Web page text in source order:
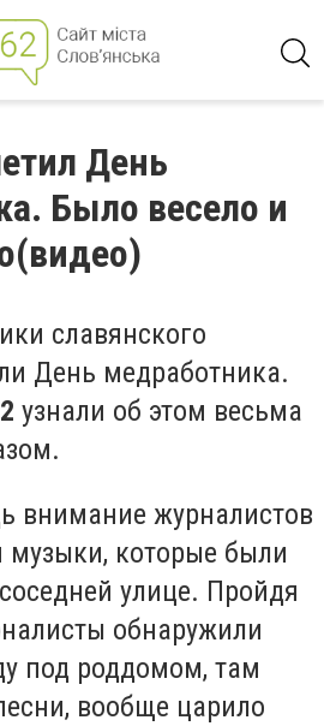
День
Было весело и
славянского
День медработника.
узнали об этом весьма
внимание журналистов
музыки, которые были
улице. Пройдя
обнаружили
под роддомом, там
вообще царило